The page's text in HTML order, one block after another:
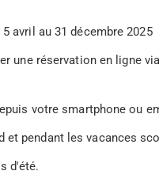
avril au 31 décembre 2025
une réservation en ligne
votre smartphone ou
et pendant les vacances
d'été.